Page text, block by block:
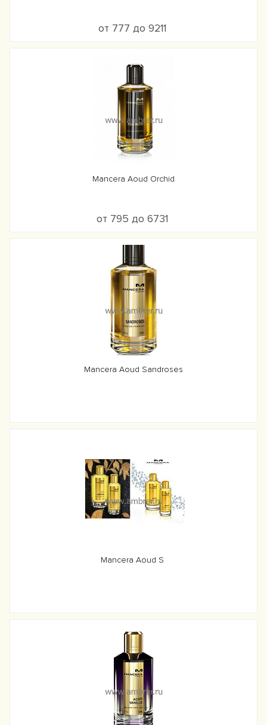
от 777 до 9211
Mancera Aoud Orchid
от 795 до 6731
Mancera Aoud Sandroses
Mancera Aoud S